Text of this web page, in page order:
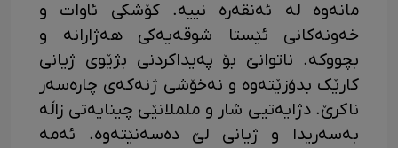
مانەوە لە ئەنقەرە نییە. کۆشکی ئاوات و
خەونەکانی ئێستا شوقەیەکی هەژارانە و
بچووکە. ناتوانێ بۆ پەیداکردنی بژێوی ژیانی
کارێک بدۆزێتەوە و نەخۆشی ژنەکەی چارەسەر
ناکرێ. دژایەتیی شار و ململانێی چینایەتی زاڵە
بەسەریدا و ژیانی لێ دەسەنێتەوە. ئەمە